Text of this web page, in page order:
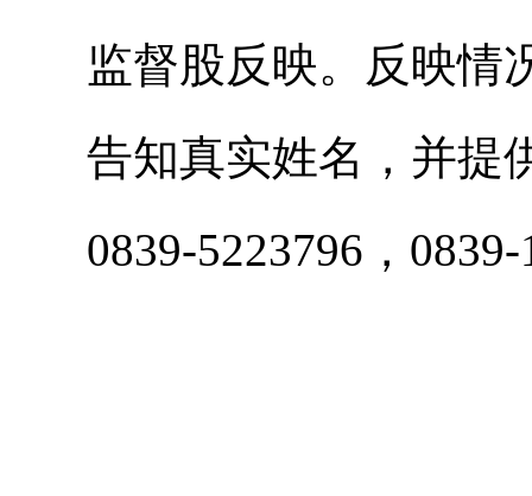
监督股反映。反映情
告知真实姓名，并提
0839-5223796，